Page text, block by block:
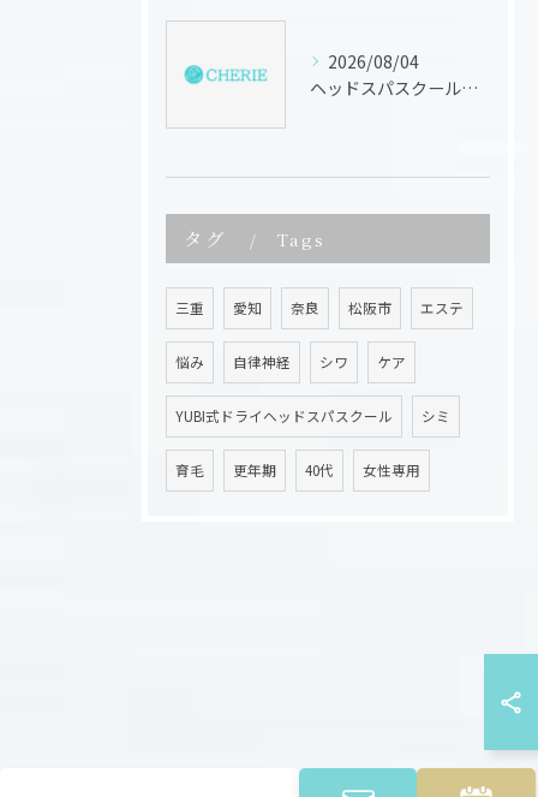
2026/08/04
ヘッドスパスクールで学ぶ三重県のドライヘッドスパ技術と資格取得の始め方
タグ Tags
三重 愛知 奈良 松阪市 エステ
悩み 自律神経 シワ ケア
YUBI式ドライヘッドスパスクール シミ
育毛 更年期 40代 女性専用